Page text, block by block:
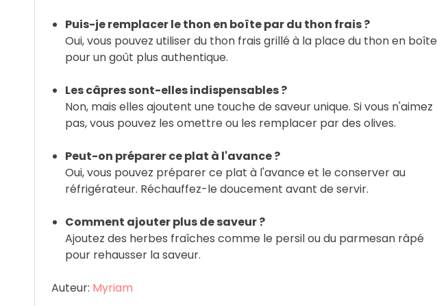
Puis-je remplacer le thon en boîte par du thon frais ?
Oui, vous pouvez utiliser du thon frais grillé à la place du thon en boîte
pour un goût plus authentique.
Les câpres sont-elles indispensables ?
Non, mais elles ajoutent une touche de saveur unique. Si vous n'aimez
pas, vous pouvez les omettre ou les remplacer par des olives.
Peut-on préparer ce plat à l'avance ?
Oui, vous pouvez préparer ce plat à l'avance et le conserver au
réfrigérateur. Réchauffez-le doucement avant de servir.
Comment ajouter plus de saveur ?
Ajoutez des herbes fraîches comme le persil ou du parmesan râpé
pour rehausser la saveur.
Auteur: Myriam